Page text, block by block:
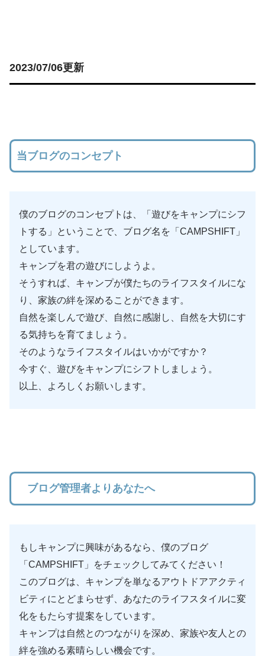
2023/07/06更新
当ブログのコンセプト
僕のブログのコンセプトは、「遊びをキャンプにシフ
トする」ということで、ブログ名を「CAMPSHIFT」
としています。
キャンプを君の遊びにしようよ。
そうすれば、キャンプが僕たちのライフスタイルにな
り、家族の絆を深めることができます。
自然を楽しんで遊び、自然に感謝し、自然を大切にす
る気持ちを育てましょう。
そのようなライフスタイルはいかがですか？
今すぐ、遊びをキャンプにシフトしましょう。
以上、よろしくお願いします。
ブログ管理者よりあなたへ
もしキャンプに興味があるなら、僕のブログ
「CAMPSHIFT」をチェックしてみてください！
このブログは、キャンプを単なるアウトドアアクティ
ビティにとどまらせず、あなたのライフスタイルに変
化をもたらす提案をしています。
キャンプは自然とのつながりを深め、家族や友人との
絆を強める素晴らしい機会です。